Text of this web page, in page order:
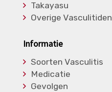
Takayasu
Overige Vasculitiden
Informatie
Soorten Vasculitis
Medicatie
Gevolgen